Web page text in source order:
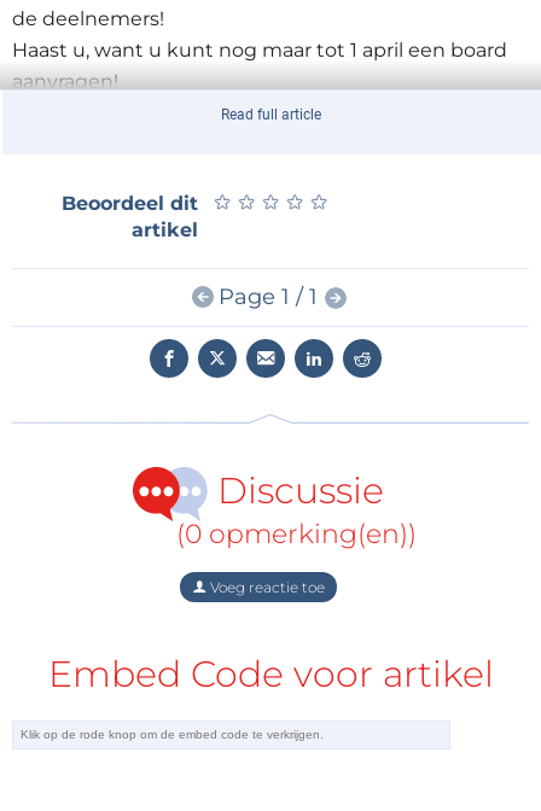
de deelnemers!
Haast u, want u kunt nog maar tot 1 april een board
aanvragen!
Read full article
Beoordeel dit
artikel
★ ★ ★ ★ ★
★ ★ ★ ★ ★
Page 1 / 1
Discussie
(0 opmerking(en))
Voeg reactie toe
Embed Code voor artikel